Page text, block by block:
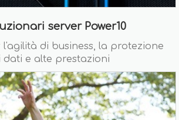
server Power10
di business, la protezione
dati e alte prestazioni